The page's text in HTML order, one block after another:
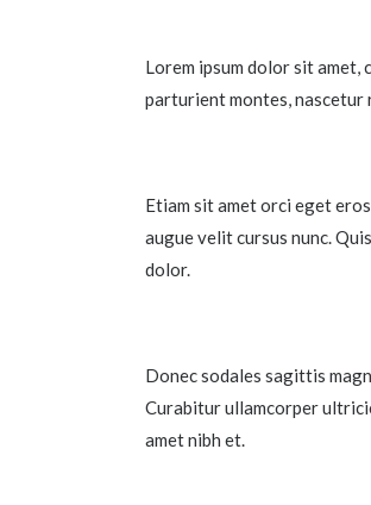
Lorem ipsum dolor sit amet,
parturient montes, nascetur
Etiam sit amet orci eget
augue velit cursus nunc.
dolor.
Donec sodales sagittis
Curabitur ullamcorper
amet nibh et.